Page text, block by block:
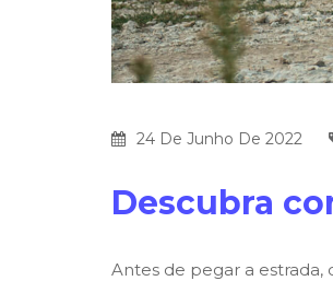
24 De Junho De 2022
Descubra
Antes de pegar a estrada,